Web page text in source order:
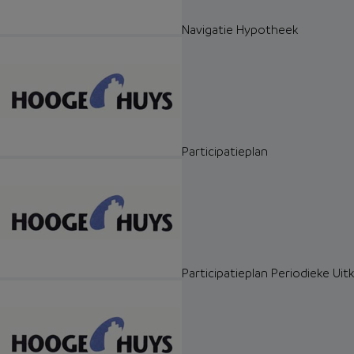
Navigatie Hypotheek
Participatieplan
Participatieplan Periodieke